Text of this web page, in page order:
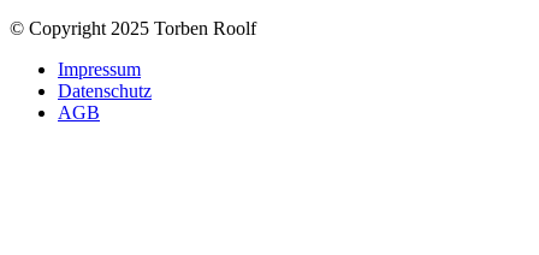
© Copyright 2025 Torben Roolf
Impressum
Datenschutz
AGB